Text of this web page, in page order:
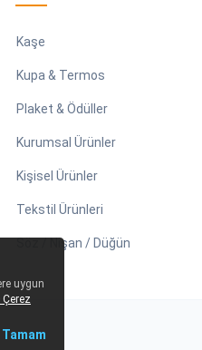
Kaşe
Kupa & Termos
Plaket & Ödüller
Kurumsal Ürünler
Kişisel Ürünler
Tekstil Ürünleri
Söz / Nişan / Düğün
uygun
Tamam